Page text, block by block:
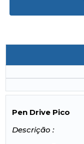
Pen Drive Pico
Descrição :